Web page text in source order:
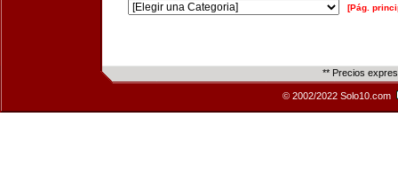
[Pág.
** Precios
© 2002/2022 Solo10.com